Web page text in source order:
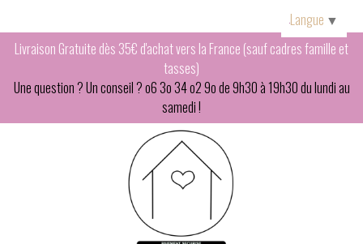
Livraison Gratuite dès 35€ d'achat vers la France (sauf cadres famille et
tasses)
Une question ? Un conseil ? o6 3o 34 o2 9o de 9h30 à 19h30 du lundi au
samedi !
Langue ▼